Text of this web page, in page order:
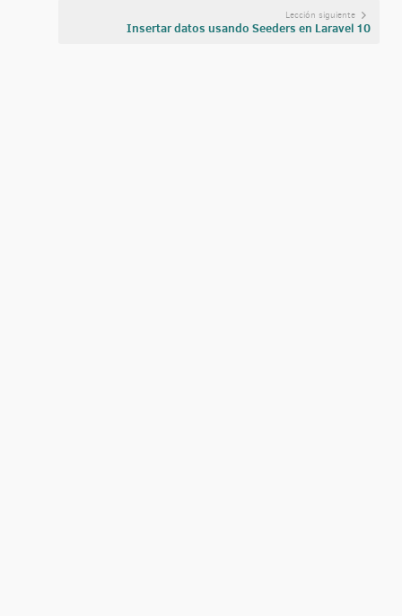
Lección siguiente
Insertar datos usando Seeders en Laravel 10